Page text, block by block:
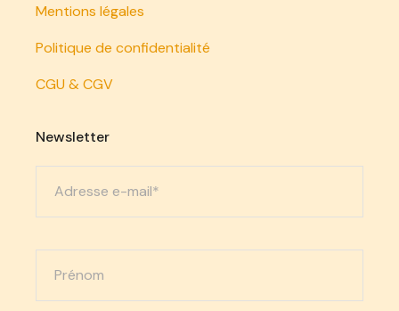
Mentions légales
Politique de confidentialité
CGU & CGV
Newsletter